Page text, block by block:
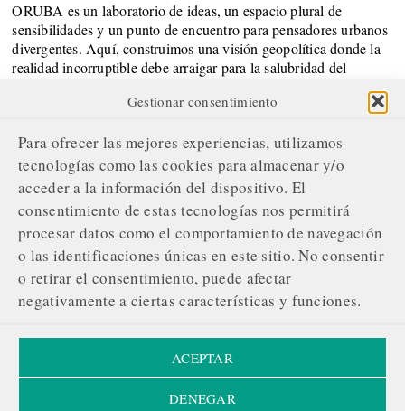
Gestionar consentimiento
Para ofrecer las mejores experiencias, utilizamos
tecnologías como las cookies para almacenar y/o
acceder a la información del dispositivo. El
consentimiento de estas tecnologías nos permitirá
procesar datos como el comportamiento de navegación
o las identificaciones únicas en este sitio. No consentir
o retirar el consentimiento, puede afectar
negativamente a ciertas características y funciones.
ACEPTAR
DENEGAR
ORUBA es un laboratorio de ideas, un espacio plural de
sensibilidades y un punto de encuentro para pensadores urbanos
divergentes. Aquí, construimos una visión geopolítica donde la
realidad incorruptible debe arraigar para la salubridad del
¿Quiénes somos?
Nuestro compromiso editorial
Servicios de gestión publicitaria
Contacta con nosotros
¡ÚNETE A NUESTRA REVOLUCIÓN!